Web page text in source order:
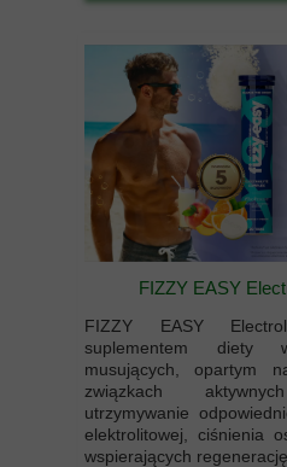
FIZZY EASY
FIZZY EASY
suplementem diety
musujących, opartym
związkach
utrzymywanie
elektrolitowej, ciśnienia
wspierających regenerację